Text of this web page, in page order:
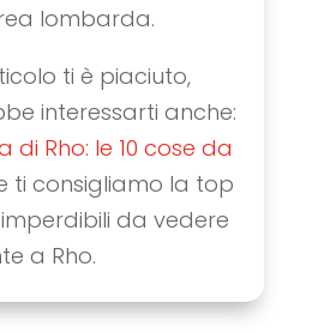
lombarda.
ti è piaciuto,
interessarti anche:
di Rho: le 10 cose da
ti consigliamo la top
imperdibili da vedere
a Rho.